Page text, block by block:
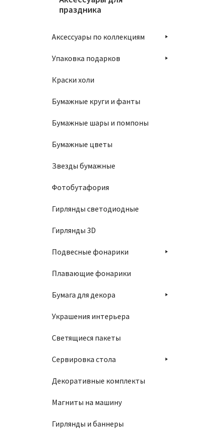
праздника
Аксессуары по коллекциям
Упаковка подарков
Краски холи
Бумажные круги и фанты
Бумажные шары и помпоны
Бумажные цветы
Звезды бумажные
Фотобутафория
Гирлянды светодиодные
Гирлянды 3D
Подвесные фонарики
Плавающие фонарики
Бумага для декора
Украшения интерьера
Светящиеся пакеты
Сервировка стола
Декоративные комплекты
Магниты на машину
Гирлянды и баннеры